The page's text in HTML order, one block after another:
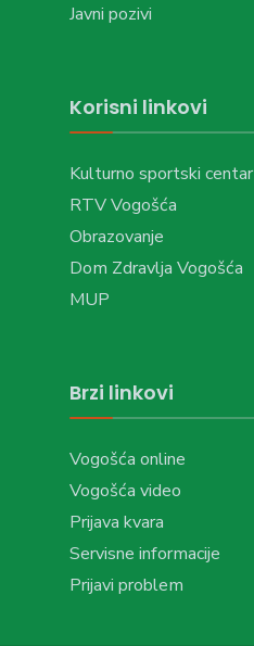
Javni pozivi
Korisni linkovi
Kulturno sportski centar
RTV Vogošća
Obrazovanje
Dom Zdravlja Vogošća
MUP
Brzi linkovi
Vogošća online
Vogošća video
Prijava kvara
Servisne informacije
Prijavi problem